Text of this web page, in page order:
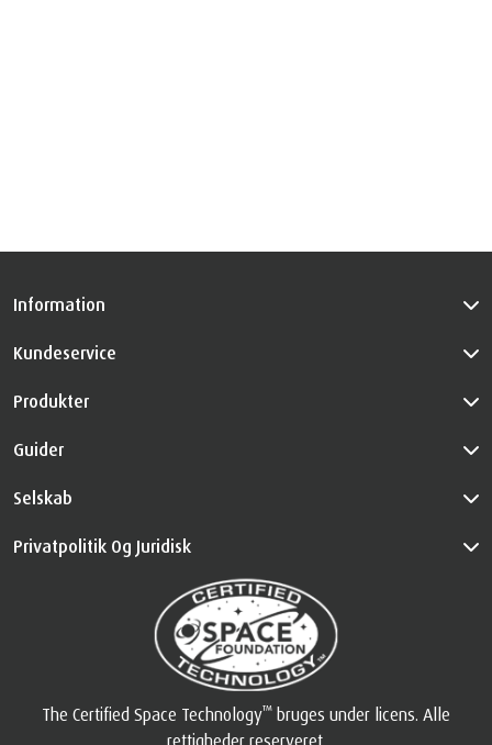
Information
Kundeservice
Produkter
Guider
Selskab
Privatpolitik Og Juridisk
The Certified Space Technology™ bruges under licens. Alle